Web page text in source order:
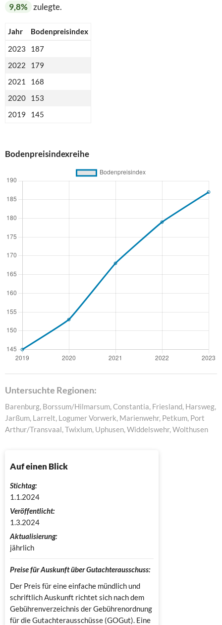
9,8% zulegte.
Jahr
Bodenpreisindex
2023
187
2022
179
2021
168
2020
153
2019
145
Bodenpreisindexreihe
Untersuchte Regionen:
Barenburg, Borssum/Hilmarsum, Constantia, Friesland, Harsweg,
Jarßum, Larrelt, Logumer Vorwerk, Marienwehr, Petkum, Port
Arthur/Transvaal, Twixlum, Uphusen, Widdelswehr, Wolthusen
Auf einen Blick
Stichtag:
1.1.2024
Veröffentlicht:
1.3.2024
Aktualisierung:
jährlich
Preise für Auskunft über Gutachterausschuss:
Der Preis für eine einfache mündlich und
schriftlich Auskunft richtet sich nach dem
Gebührenverzeichnis der Gebührenordnung
für die Gutachterausschüsse (GOGut). Eine